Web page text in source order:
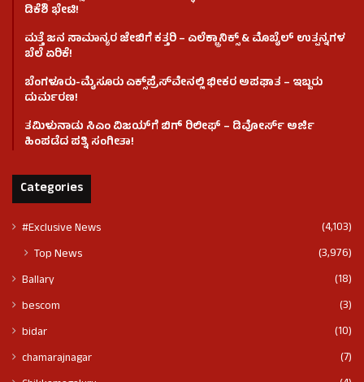
ಡಿಕೆಶಿ ಭೇಟಿ!
ಮತ್ತೆ ಜನ ಸಾಮಾನ್ಯರ ಜೇಬಿಗೆ ಕತ್ತರಿ – ಎಲೆಕ್ಟ್ರಾನಿಕ್ಸ್ & ಮೊಬೈಲ್ ಉತ್ಪನ್ನಗಳ
ಬೆಲೆ ಏರಿಕೆ!
ಬೆಂಗಳೂರು-ಮೈಸೂರು ಎಕ್ಸ್‌ಪ್ರೆಸ್‌ವೇನಲ್ಲಿ ಭೀಕರ ಅಪಘಾತ – ಇಬ್ಬರು
ದುರ್ಮರಣ!
ತಮಿಳುನಾಡು ಸಿಎಂ ವಿಜಯ್‌ಗೆ ಬಿಗ್ ರಿಲೀಫ್ – ಡಿವೋರ್ಸ್ ಅರ್ಜಿ
ಹಿಂಪಡೆದ ಪತ್ನಿ ಸಂಗೀತಾ!
Categories
#Exclusive News (4,103)
Top News (3,976)
Ballary
(18)
bescom
(3)
bidar
(10)
chamarajnagar
(7)